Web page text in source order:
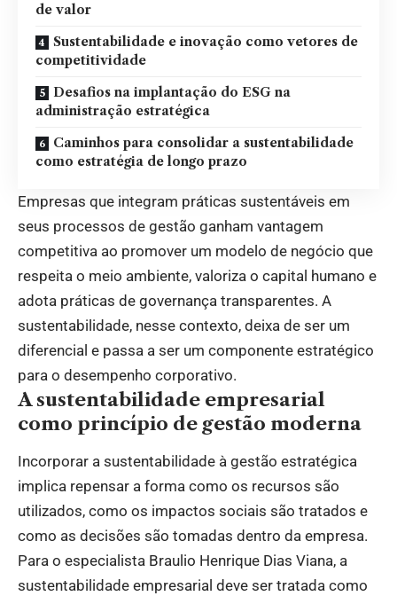
de valor
Sustentabilidade e inovação como vetores de
competitividade
Desafios na implantação do ESG na
administração estratégica
Caminhos para consolidar a sustentabilidade
como estratégia de longo prazo
Empresas que integram práticas sustentáveis em
seus processos de gestão ganham vantagem
competitiva ao promover um modelo de negócio que
respeita o meio ambiente, valoriza o capital humano e
adota práticas de governança transparentes. A
sustentabilidade, nesse contexto, deixa de ser um
diferencial e passa a ser um componente estratégico
para o desempenho corporativo.
A sustentabilidade empresarial
como princípio de gestão moderna
Incorporar a sustentabilidade à gestão estratégica
implica repensar a forma como os recursos são
utilizados, como os impactos sociais são tratados e
como as decisões são tomadas dentro da empresa.
Para o especialista Braulio Henrique Dias Viana, a
sustentabilidade empresarial deve ser tratada como